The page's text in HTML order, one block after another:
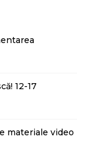
12-17
materiale video